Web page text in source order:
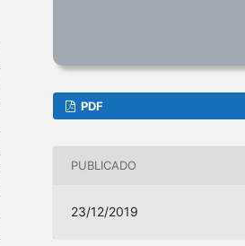
PDF
PUBLICADO
23/12/2019